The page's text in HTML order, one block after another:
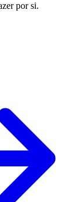
por si.